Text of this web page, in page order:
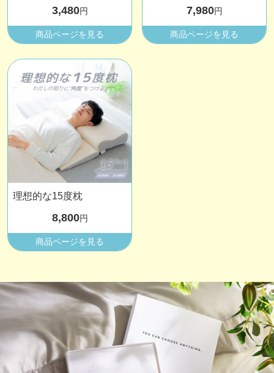
3,480円
商品ページを見る
7,980円
商品ページを見る
理想的な15度枕
8,800円
商品ページを見る